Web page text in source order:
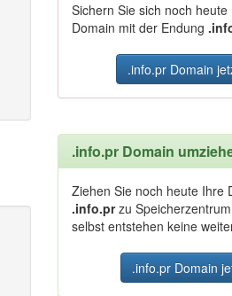
Sichern Sie sich noch
Domain mit der Endung
.info.pr Domain
.info.pr Domain
Ziehen Sie noch heute Ihre
.info.przu
selbst entstehen keine
.info.pr Domain